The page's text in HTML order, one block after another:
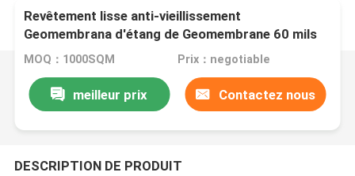
Revêtement lisse anti-vieillissement
Geomembrana d'étang de Geomembrane 60 mils
ambiant
MOQ：1000SQM Prix：negotiable
meilleur prix Contactez nous
DESCRIPTION DE PRODUIT